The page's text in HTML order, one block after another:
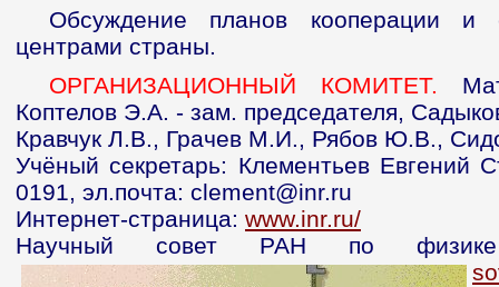
Обсуждение планов кооперации и
центрами страны.
ОРГАНИЗАЦИОННЫЙ КОМИТЕТ.
Коптелов Э.А. - зам. председателя,
Кравчук Л.В., Грачев М.И., Рябов Ю.В.,
Учёный секретарь: Клементьев Евгений
0191, эл.почта: clement@inr.ru
Интернет-страница: www.inr.ru/
Научный совет РАН по физике